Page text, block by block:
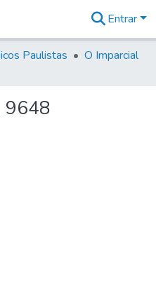
Entrar
Paulistas
O Imparcial
9648